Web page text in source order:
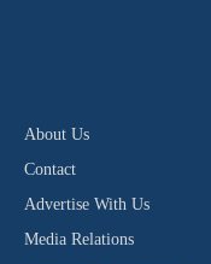
About Us
Contact
Advertise With Us
Media Relations